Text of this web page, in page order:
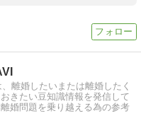
離婚したいまたは離婚したく
きたい豆知識情報を発信して
婚問題を乗り越える為の参考